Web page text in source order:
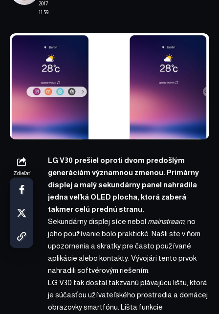
2017
11:59
Zdieľať
LG V30 prešiel oproti dvom predošlým
generáciám významnou zmenou. Primárny
displej a malý sekundárny panel nahradila
jedna veľká OLED plocha, ktorá zaberá
takmer celú prednú stranu.
Sekundárny displej síce nebol mainstream, no
jeho používanie bolo praktické. Našli ste v ňom
upozornenia a skratky pre často používané
aplikácie alebo kontakty. Vývojári tento prvok
nahradili softvérovým riešením.
LG V30 tak dostal takzvanú plávajúcu lištu, ktorá
je súčasťou užívateľského prostredia a domácej
obrazovky smartfónu. Lišta funkcie